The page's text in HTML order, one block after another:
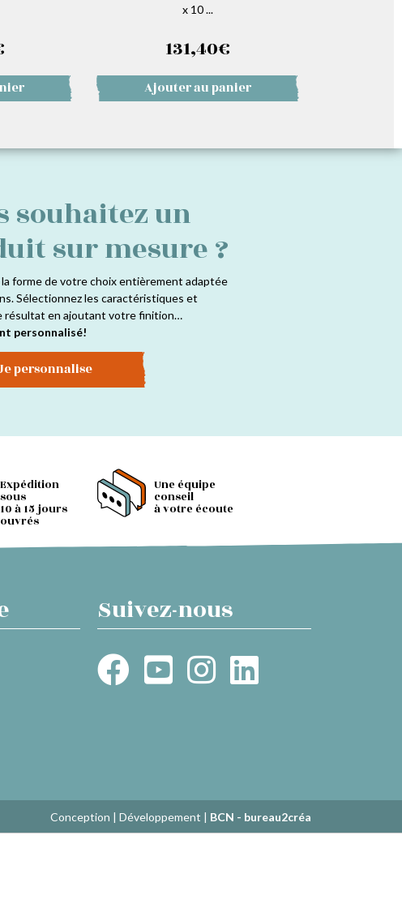
x 10 ...
131,40€
Ajouter au panier
souhaitez un
sur mesure ?
forme de votre choix entièrement adaptée
Sélectionnez les caractéristiques et
résultat en ajoutant votre finition…
personnalisé!
personnalise
Expédition
sous
10 à 15 jours
ouvrés
Une équipe
conseil
à votre écoute
Suivez-nous
Conception | Développement | BCN - bureau2créa